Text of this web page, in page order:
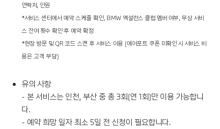
연락처, 인원
*서비스 센터에서 예약 스케줄 확인, BMW 엑설런스 클럽 멤버 여부, 무상 서비
스 잔여 횟수 확인 후 예약 확정
*현장 방문 및 QR 코드 스캔 후 서비스 이용 (에어포트 쿠폰 미확인 시 서비스 비
용은 고객 부담)
유의 사항
- 본 서비스는 인천, 부산 중 총 3회(연 1회)만 이용 가능합니
다.
- 예약 희망 일자 최소 5일 전 신청이 필요합니다.